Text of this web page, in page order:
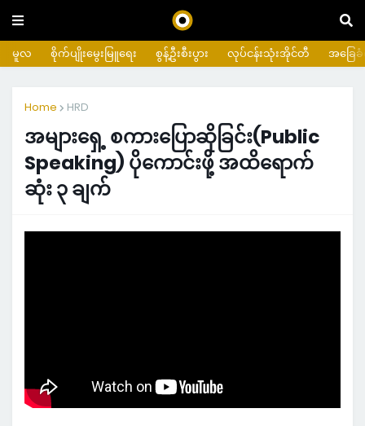
မူလ စိုက်ပျိုးမွေးမြူရေး စွန့်ဦးစီးပွား လုပ်ငန်းသုံးအိုင်တီ အခြေ
Home HRD
အများရှေ့ စကားပြောဆိုခြင်း(Public
Speaking) ပိုကောင်းဖို့ အထိရောက်
ဆုံး ၃ ချက်